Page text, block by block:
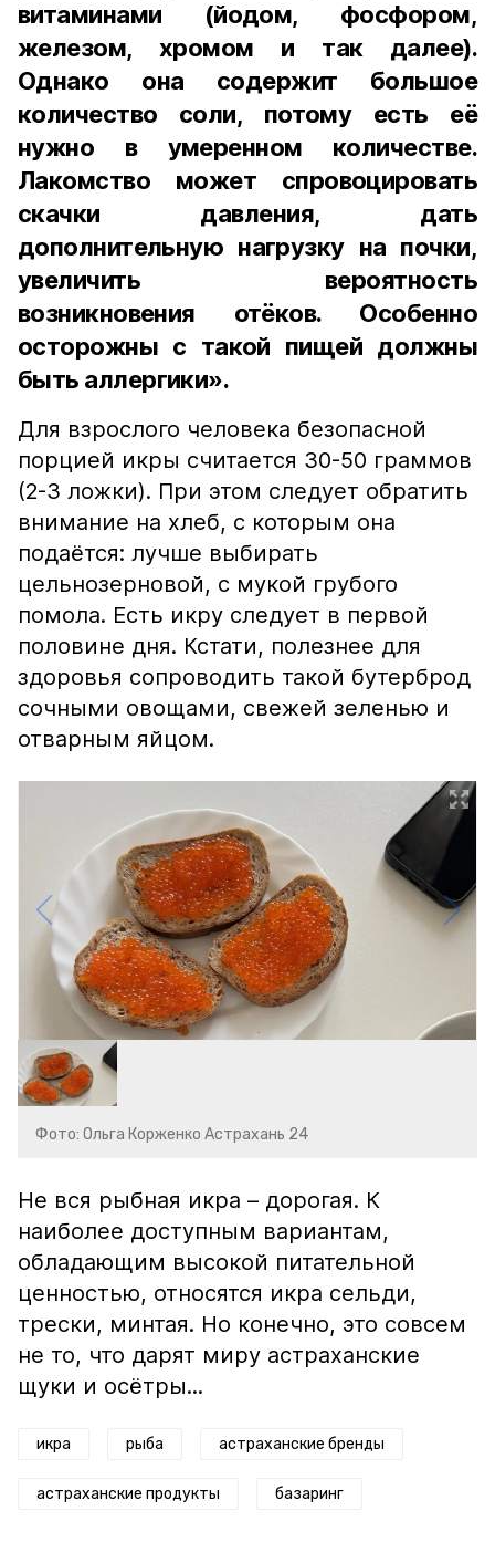
витаминами (йодом, фосфором,
железом, хромом и так далее).
Однако она содержит большое
количество соли, потому есть её
нужно в умеренном количестве.
Лакомство может спровоцировать
скачки давления, дать
дополнительную нагрузку на почки,
увеличить вероятность
возникновения отёков. Особенно
осторожны с такой пищей должны
быть аллергики».
Для взрослого человека безопасной
порцией икры считается 30-50 граммов
(2-3 ложки). При этом следует обратить
внимание на хлеб, с которым она
подаётся: лучше выбирать
цельнозерновой, с мукой грубого
помола. Есть икру следует в первой
половине дня. Кстати, полезнее для
здоровья сопроводить такой бутерброд
сочными овощами, свежей зеленью и
отварным яйцом.
Фото: Ольга Корженко Астрахань 24
Не вся рыбная икра – дорогая. К
наиболее доступным вариантам,
обладающим высокой питательной
ценностью, относятся икра сельди,
трески, минтая. Но конечно, это совсем
не то, что дарят миру астраханские
щуки и осётры...
икра рыба астраханские бренды
астраханские продукты базаринг